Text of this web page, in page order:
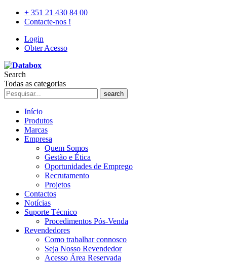
+ 351 21 430 84 00
Contacte-nos !
Login
Obter Acesso
Search
Todas as categorias
search
Início
Produtos
Marcas
Empresa
Quem Somos
Gestão e Ética
Oportunidades de Emprego
Recrutamento
Projetos
Contactos
Notícias
Suporte Técnico
Procedimentos Pós-Venda
Revendedores
Como trabalhar connosco
Seja Nosso Revendedor
Acesso Área Reservada